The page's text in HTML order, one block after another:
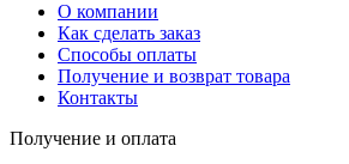
О компании
Как сделать заказ
Способы оплаты
Получение и возврат товара
Контакты
Получение и оплата